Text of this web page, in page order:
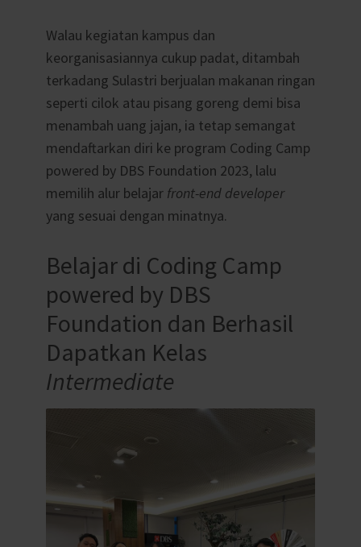
Walau kegiatan kampus dan
keorganisasiannya cukup padat, ditambah
terkadang Sulastri berjualan makanan ringan
seperti cilok atau pisang goreng demi bisa
menambah uang jajan, ia tetap semangat
mendaftarkan diri ke program Coding Camp
powered by DBS Foundation 2023, lalu
memilih alur belajarfront-end developer
yang sesuai dengan minatnya.
Belajar di Coding Camp
powered by DBS
Foundation dan Berhasil
Dapatkan Kelas
Intermediate